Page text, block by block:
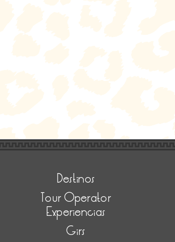
Destinos
Tour Operator
Experiencias
Girs